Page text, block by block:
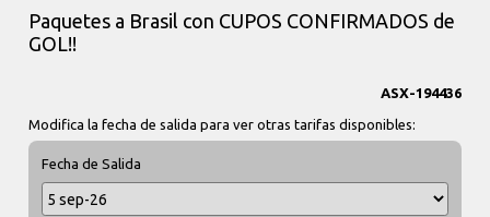
Paquetes a Brasil con CUPOS CONFIRMADOS de
GOL!!
ASX-194436
Modifica la fecha de salida para ver otras tarifas disponibles:
Fecha de Salida